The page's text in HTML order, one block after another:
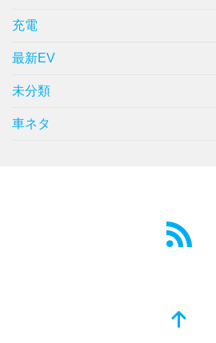
充電
最新EV
未分類
車ネタ